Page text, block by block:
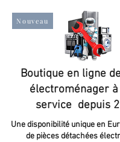
Nouveau
Boutique en ligne
électroménager
service depuis
Une disponibilité unique en
de pièces détachées